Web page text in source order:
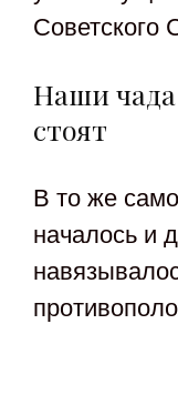
Советского
Наши
стоят
В то же
началось и